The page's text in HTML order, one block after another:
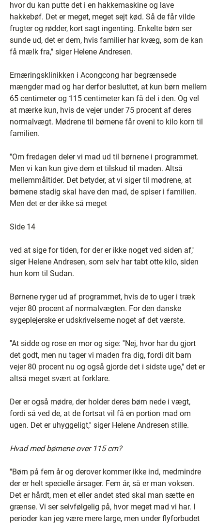
hvor du kan putte det i en hakkemaskine og lave
hakkebøf. Det er meget, meget sejt kød. Så de får vilde
frugter og rødder, kort sagt ingenting. Enkelte børn ser
sunde ud, det er dem, hvis familier har kvæg, som de kan
få mælk fra,'' siger Helene Andresen.
Ernæringsklinikken i Acongcong har begrænsede
mængder mad og har derfor besluttet, at kun børn mellem
65 centimeter og 115 centimeter kan få del i den. Og vel
at mærke kun, hvis de vejer under 75 procent af deres
normalvægt. Mødrene til børnene får oveni to kilo korn til
familien.
''Om fredagen deler vi mad ud til børnene i programmet.
Men vi kan kun give dem et tilskud til maden. Altså
mellemmåltider. Det betyder, at vi siger til mødrene, at
børnene stadig skal have den mad, de spiser i familien.
Men det er der ikke så meget
Side 14
ved at sige for tiden, for der er ikke noget ved siden af,''
siger Helene Andresen, som selv har tabt otte kilo, siden
hun kom til Sudan.
Børnene ryger ud af programmet, hvis de to uger i træk
vejer 80 procent af normalvægten. For den danske
sygeplejerske er udskrivelserne noget af det værste.
''At sidde og rose en mor og sige: ''Nej, hvor har du gjort
det godt, men nu tager vi maden fra dig, fordi dit barn
vejer 80 procent nu og også gjorde det i sidste uge,'' det er
altså meget svært at forklare.
Der er også mødre, der holder deres børn nede i vægt,
fordi så ved de, at de fortsat vil få en portion mad om
ugen. Det er uhyggeligt,'' siger Helene Andresen stille.
Hvad med børnene over 115 cm?
''Børn på fem år og derover kommer ikke ind, medmindre
der er helt specielle årsager. Fem år, så er man voksen.
Det er hårdt, men et eller andet sted skal man sætte en
grænse. Vi ser selvfølgelig på, hvor meget mad vi har. I
perioder kan jeg være mere large, men under flyforbudet